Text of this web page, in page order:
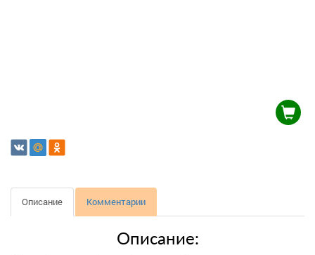
Описание Комментарии
Описание: